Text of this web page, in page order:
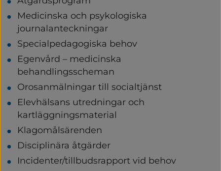
Medicinska och psykologiska
journalanteckningar
Specialpedagogiska behov
Egenvård – medicinska
behandlingsscheman
Orosanmälningar till socialtjänst
Elevhälsans utredningar och
kartläggningsmaterial
Klagomålsärenden
Disciplinära åtgärder
Incidenter/tillbudsrapport vid behov